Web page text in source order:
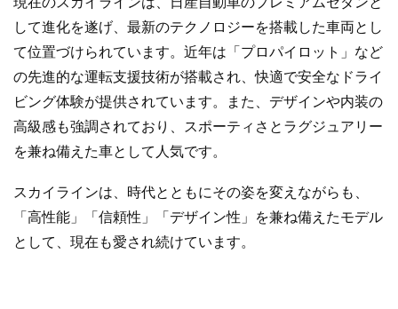
して進化を遂げ、最新のテクノロジーを搭載した車両とし
て位置づけられています。近年は「プロパイロット」など
の先進的な運転支援技術が搭載され、快適で安全なドライ
ビング体験が提供されています。また、デザインや内装の
高級感も強調されており、スポーティさとラグジュアリー
を兼ね備えた車として人気です。
スカイラインは、時代とともにその姿を変えながらも、
「高性能」「信頼性」「デザイン性」を兼ね備えたモデル
として、現在も愛され続けています。